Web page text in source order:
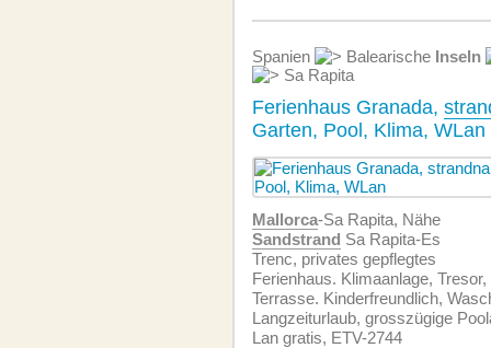
Spanien Balearische Inseln
Sa Rapita
Ferienhaus Granada,
Garten, Pool, Klima, WLan
Mallorca-Sa Rapita, Nähe
Sandstrand Sa Rapita-Es
Trenc, privates gepflegtes
Ferienhaus. Klimaanlage,
Terrasse. Kinderfreundlich,
Langzeiturlaub, grosszügige
Lan gratis, ETV-2744